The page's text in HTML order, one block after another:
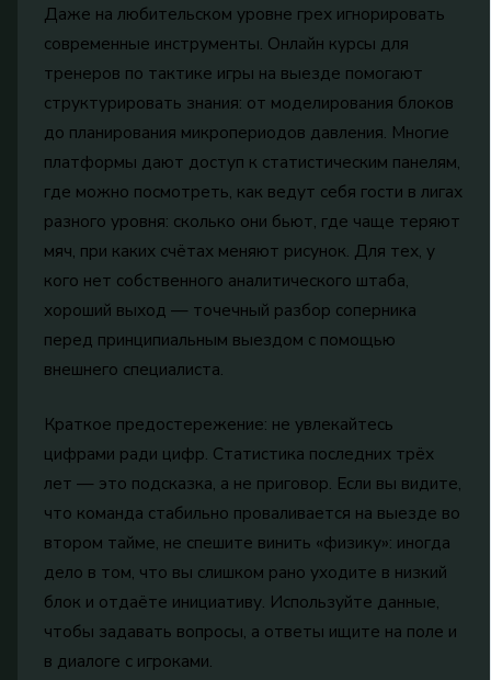
Даже на любительском уровне грех игнорировать
современные инструменты. Онлайн курсы для
тренеров по тактике игры на выезде помогают
структурировать знания: от моделирования блоков
до планирования микропериодов давления. Многие
платформы дают доступ к статистическим панелям,
где можно посмотреть, как ведут себя гости в лигах
разного уровня: сколько они бьют, где чаще теряют
мяч, при каких счётах меняют рисунок. Для тех, у
кого нет собственного аналитического штаба,
хороший выход — точечный разбор соперника
перед принципиальным выездом с помощью
внешнего специалиста.
Краткое предостережение: не увлекайтесь
цифрами ради цифр. Статистика последних трёх
лет — это подсказка, а не приговор. Если вы видите,
что команда стабильно проваливается на выезде во
втором тайме, не спешите винить «физику»: иногда
дело в том, что вы слишком рано уходите в низкий
блок и отдаёте инициативу. Используйте данные,
чтобы задавать вопросы, а ответы ищите на поле и
в диалоге с игроками.